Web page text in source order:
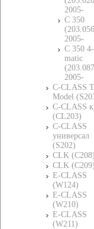
2005-
C 350
2005-
C 350 4-
matic
2005-
C-CLASS
Model
C-CLASS
(CL203)
C-CLASS
универсал
(S202)
CLK (C208)
CLK (C209)
E-CLASS
(W124)
E-CLASS
(W210)
E-CLASS
(W211)